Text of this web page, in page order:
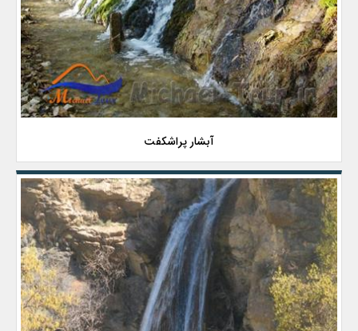
آبشار پراشکفت